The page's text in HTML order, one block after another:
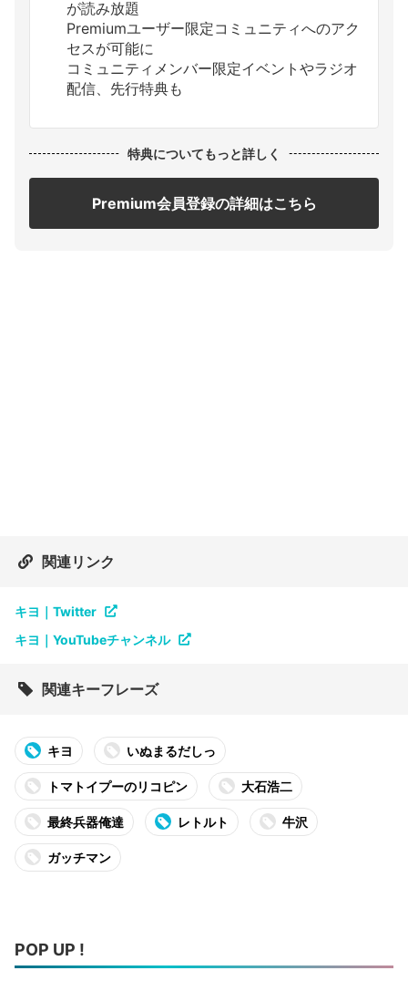
が読み放題
Premiumユーザー限定コミュニティへのアク
セスが可能に
コミュニティメンバー限定イベントやラジオ
配信、先行特典も
特典についてもっと詳しく
Premium会員登録の詳細はこちら
関連リンク
キヨ｜Twitter
キヨ｜YouTubeチャンネル
関連キーフレーズ
キヨ いぬまるだしっ
トマトイプーのリコピン 大石浩二
最終兵器俺達 レトルト 牛沢
ガッチマン
POP UP !